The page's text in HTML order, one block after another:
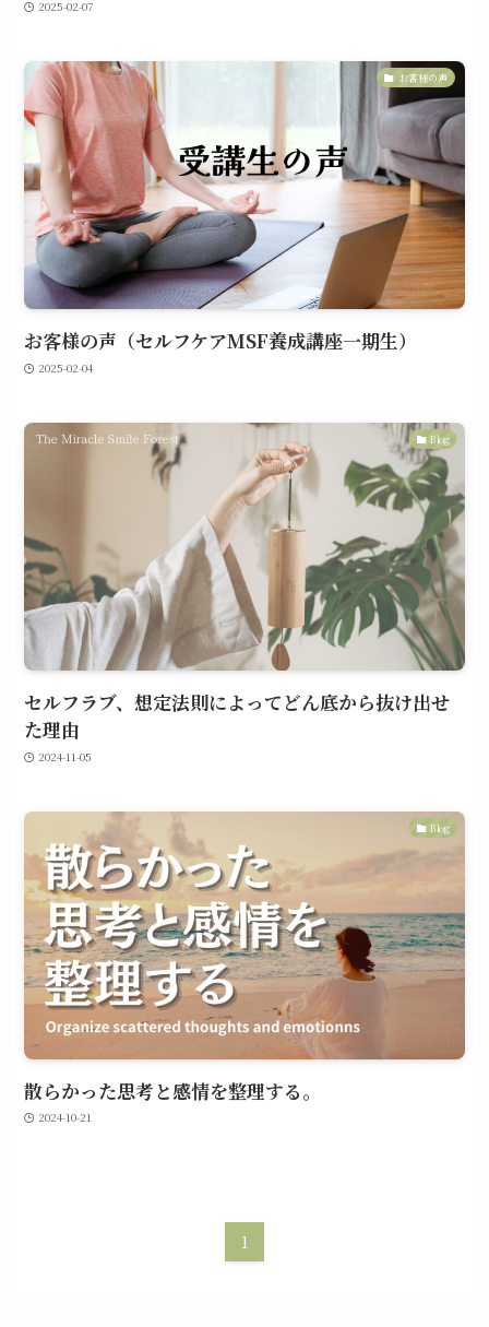
2025-02-07
お客様の声
お客様の声（セルフケアMSF養成講座一期生）
2025-02-04
Blog
セルフラブ、想定法則によってどん底から抜け出せ
た理由
2024-11-05
Blog
散らかった思考と感情を整理する。
2024-10-21
1